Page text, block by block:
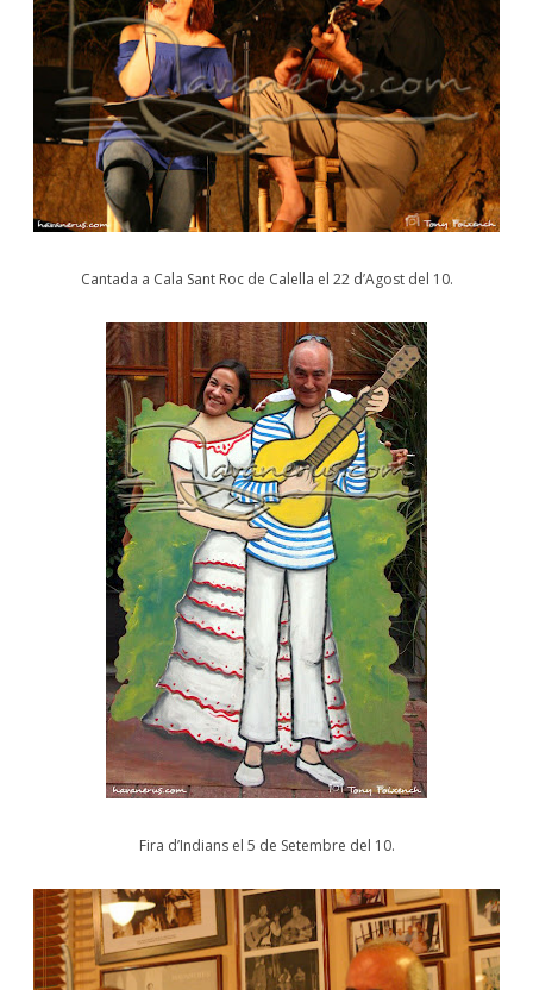
Cantada a Cala Sant Roc de Calella el 22 d’Agost del 10.
Fira d’Indians el 5 de Setembre del 10.